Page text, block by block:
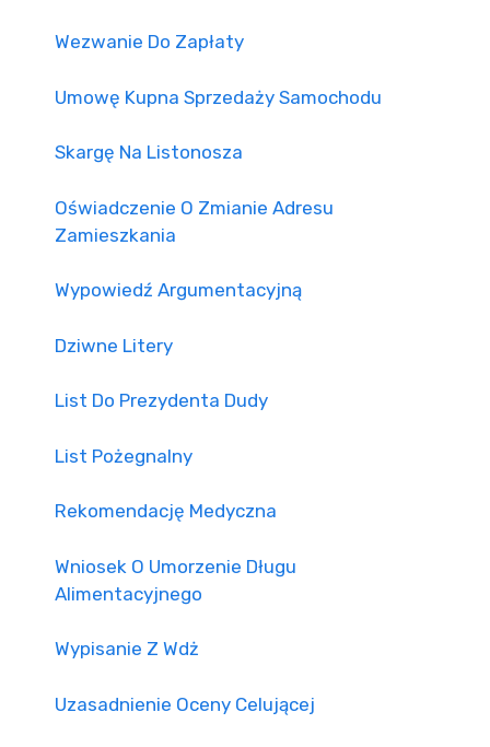
Wezwanie Do Zapłaty
Umowę Kupna Sprzedaży Samochodu
Skargę Na Listonosza
Oświadczenie O Zmianie Adresu
Zamieszkania
Wypowiedź Argumentacyjną
Dziwne Litery
List Do Prezydenta Dudy
List Pożegnalny
Rekomendację Medyczna
Wniosek O Umorzenie Długu
Alimentacyjnego
Wypisanie Z Wdż
Uzasadnienie Oceny Celującej